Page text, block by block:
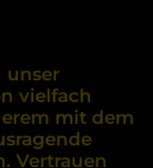
unser
vielfach
mit dem
Vertrauen